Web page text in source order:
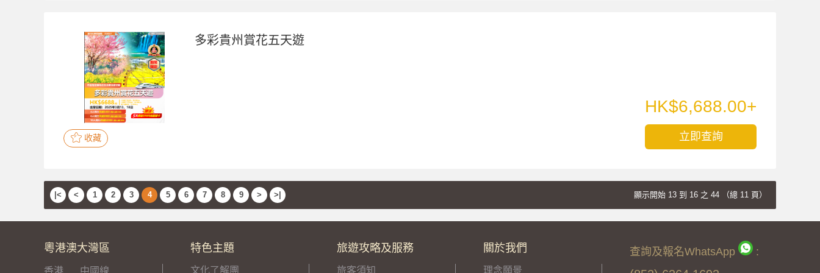
收藏
多彩貴州賞花五天遊
HK$6,688.00+
立即查詢
|< < 1 2 3 4 5 6 7 8 9 > >| 顯示開始 13 到 16 之 44 （總 11 頁）
粵港澳大灣區
香港
特色主題
文化了解團
旅遊攻略及服務
旅客須知
關於我們
理念願景
查詢及報名WhatsApp :